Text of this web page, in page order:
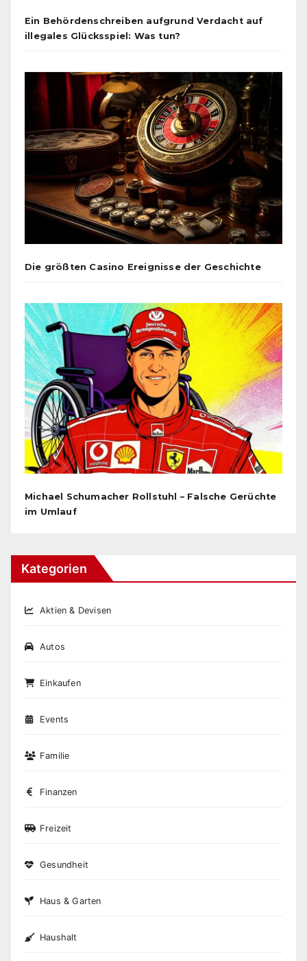
Ein Behördenschreiben aufgrund Verdacht auf
illegales Glücksspiel: Was tun?
Die größten Casino Ereignisse der Geschichte
Michael Schumacher Rollstuhl – Falsche Gerüchte
im Umlauf
Kategorien
Aktien & Devisen
Autos
Einkaufen
Events
Familie
Finanzen
Freizeit
Gesundheit
Haus & Garten
Haushalt